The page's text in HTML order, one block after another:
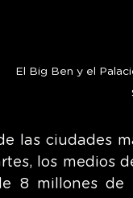
El Big Ben y el
las ciudades
los medios
8 millones de